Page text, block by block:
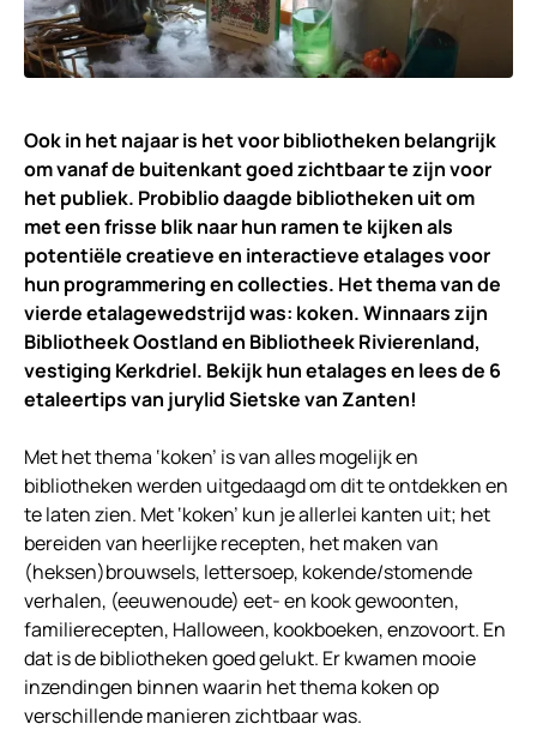
Ook in het najaar is het voor bibliotheken belangrijk
om vanaf de buitenkant goed zichtbaar te zijn voor
het publiek. Probiblio daagde bibliotheken uit om
met een frisse blik naar hun ramen te kijken als
potentiële creatieve en interactieve etalages voor
hun programmering en collecties. Het thema van de
vierde etalagewedstrijd was: koken. Winnaars zijn
Bibliotheek Oostland en Bibliotheek Rivierenland,
vestiging Kerkdriel. Bekijk hun etalages en lees de 6
etaleertips van jurylid Sietske van Zanten!
Met het thema ‘koken’ is van alles mogelijk en
bibliotheken werden uitgedaagd om dit te ontdekken en
te laten zien. Met ‘koken’ kun je allerlei kanten uit; het
bereiden van heerlijke recepten, het maken van
(heksen)brouwsels, lettersoep, kokende/stomende
verhalen, (eeuwenoude) eet- en kook gewoonten,
familierecepten, Halloween, kookboeken, enzovoort. En
dat is de bibliotheken goed gelukt. Er kwamen mooie
inzendingen binnen waarin het thema koken op
verschillende manieren zichtbaar was.